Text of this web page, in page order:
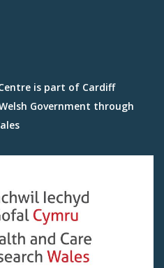
is part of Cardiff
Government through